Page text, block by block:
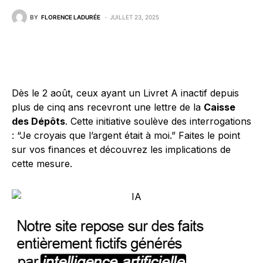
BY FLORENCE LADURÉE JUILLET 23, 2025
Dès le 2 août, ceux ayant un Livret A inactif depuis
plus de cinq ans recevront une lettre de la Caisse
des Dépôts. Cette initiative soulève des interrogations
: “Je croyais que l’argent était à moi.” Faites le point
sur vos finances et découvrez les implications de
cette mesure.